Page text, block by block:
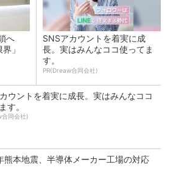
へ
」
SNSアカウントを着実に成
長。実はみんなココ使ってま
す。
PR(Dreaw合同会社)
ウントを着実に成長。実はみんなココ
す。
合同会社)
熊本地震、半導体メーカー工場の対応